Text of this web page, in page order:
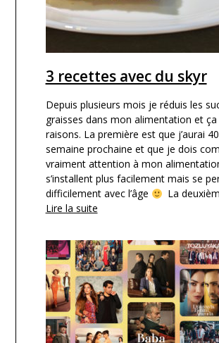
3 recettes avec du skyr
Depuis plusieurs mois je réduis les
graisses dans mon alimentation et
raisons. La première est que j’aurai
semaine prochaine et que je dois
vraiment attention à mon
s’installent plus facilement mais se
difficilement avec l’âge
La
Lire la suite